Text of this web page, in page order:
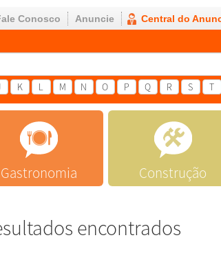
Conosco Anuncie Central do
K L M N O P Q R S T
Gastronomia Construção
encontrados